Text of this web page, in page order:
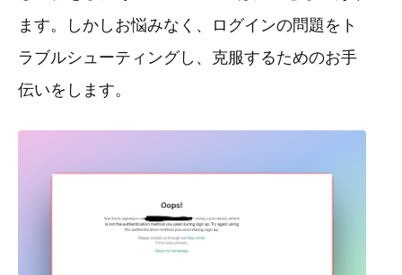
ます。しかしお悩みなく、ログインの問題をト
ラブルシューティングし、克服するためのお手
伝いをします。